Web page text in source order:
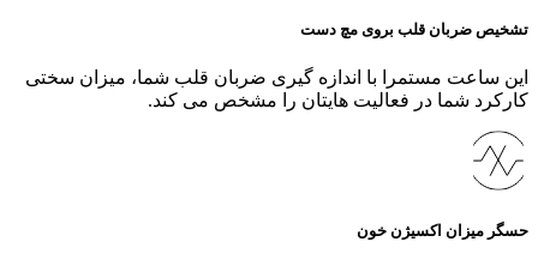
تشخیص ضربان قلب بروی مچ دست
این ساعت مستمرا با اندازه گیری ضربان قلب شما، میزان سختی
کارکرد شما در فعالیت هایتان را مشخص می کند.
حسگر میزان اکسیژن خون